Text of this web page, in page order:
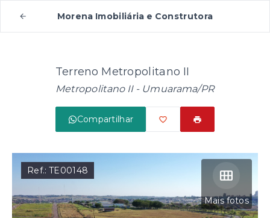
Morena Imobiliária e Construtora
Terreno Metropolitano II
Metropolitano II - Umuarama/PR
Compartilhar
Mais fotos
Ref.:TE00148